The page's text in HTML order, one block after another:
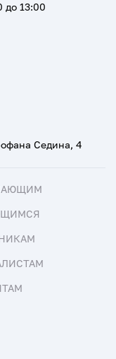
Седина, 4
до 13:00